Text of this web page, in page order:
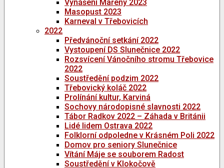
Vynášení Mařeny 2023
Masopust 2023
Karneval v Třebovicích
2022
Předvánoční setkání 2022
Vystoupení DS Slunečnice 2022
Rozsvícení Vánočního stromu Třebovice
2022
Soustředění podzim 2022
Třebovický koláč 2022
Prolínání kultur, Karviná
Sochovy národopisné slavnosti 2022
Tábor Radkov 2022 – Záhada v Británii
Lidé lidem Ostrava 2022
Folklorní odpoledne v Krásném Poli 2022
Domov pro seniory Slunečnice
Vítání Máje se souborem Radost
Soustředění v Klokočově